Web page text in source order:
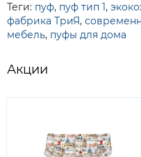
Теги: пуф, пуф тип 1,
фабрика ТриЯ,
мебель, пуфы для дома
Акции